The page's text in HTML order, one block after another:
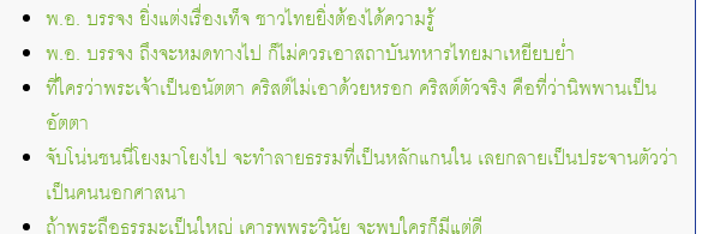
พ.อ. บรรจง ยิ่งแต่งเรื่องเท็จ ชาวไทยยิ่งต้องได้ความรู้
พ.อ. บรรจง ถึงจะหมดทางไป ก็ไม่ควรเอาสถาบันทหารไทยมาเหยียบย่ำ
ที่ใครว่าพระเจ้าเป็นอนัตตา คริสต์ไม่เอาด้วยหรอก คริสต์ตัวจริง คือที่ว่านิพพานเป็น
อัตตา
จับโน่นชนนี่โยงมาโยงไป จะทำลายธรรมที่เป็นหลักแกนใน เลยกลายเป็นประจานตัวว่า
เป็นคนนอกศาสนา